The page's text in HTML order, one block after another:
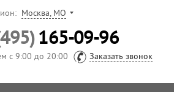
Москва, МО
165-09-96
с 9:00 до 20:00 Заказать звонок